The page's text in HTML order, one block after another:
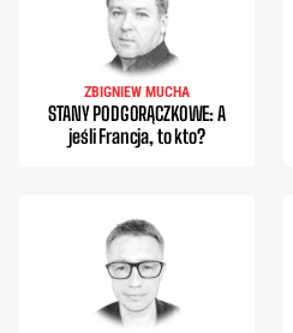
ZBIGNIEW MUCHA
STANY PODGORĄCZKOWE: A
jeśli Francja, to kto?